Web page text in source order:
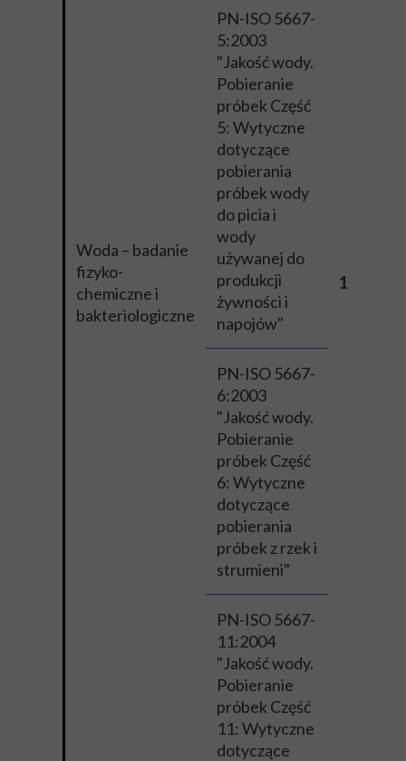
Woda – badanie
fizyko-
chemiczne i
bakteriologiczne
18
PN-ISO 5667-
5:2003
"Jakość wody.
Pobieranie
próbek Część
5: Wytyczne
dotyczące
pobierania
próbek wody
do picia i
wody
używanej do
produkcji
żywności i
napojów"
PN-ISO 5667-
6:2003
"Jakość wody.
Pobieranie
próbek Część
6: Wytyczne
dotyczące
pobierania
próbek z rzek i
strumieni"
PN-ISO 5667-
11:2004
"Jakość wody.
Pobieranie
próbek Część
11: Wytyczne
dotyczące